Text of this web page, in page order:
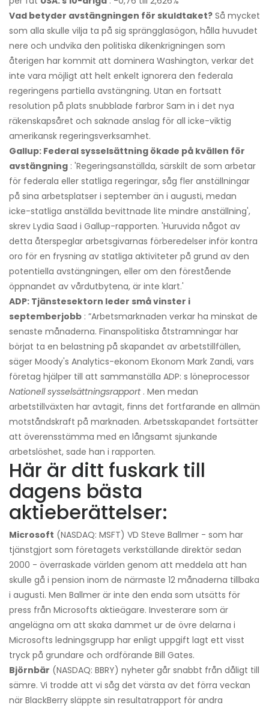
Vad betyder avstängningen för skuldtaket? Så mycket
som alla skulle vilja ta på sig sprängglasögon, hålla huvudet
nere och undvika den politiska dikenkrigningen som
återigen har kommit att dominera Washington, verkar det
inte vara möjligt att helt enkelt ignorera den federala
regeringens partiella avstängning. Utan en fortsatt
resolution på plats snubblade farbror Sam in i det nya
räkenskapsåret och saknade anslag för all icke-viktig
amerikansk regeringsverksamhet.
Gallup: Federal sysselsättning ökade på kvällen för
avstängning : 'Regeringsanställda, särskilt de som arbetar
för federala eller statliga regeringar, såg fler anställningar
på sina arbetsplatser i september än i augusti, medan
icke-statliga anställda bevittnade lite mindre anställning',
skrev Lydia Saad i Gallup-rapporten. 'Huruvida något av
detta återspeglar arbetsgivarnas förberedelser inför kontra
oro för en frysning av statliga aktiviteter på grund av den
potentiella avstängningen, eller om den förestående
öppnandet av vårdutbytena, är inte klart.'
ADP: Tjänstesektorn leder små vinster i
septemberjobb : ”Arbetsmarknaden verkar ha minskat de
senaste månaderna. Finanspolitiska åtstramningar har
börjat ta en belastning på skapandet av arbetstillfällen,
säger Moody's Analytics-ekonom Ekonom Mark Zandi, vars
företag hjälper till att sammanställa ADP: s löneprocessor
Nationell sysselsättningsrapport. Men medan
arbetstillväxten har avtagit, finns det fortfarande en allmän
motståndskraft på marknaden. Arbetsskapandet fortsätter
att överensstämma med en långsamt sjunkande
arbetslöshet, sade han i rapporten.
Här är ditt fuskark till
dagens bästa
aktieberättelser:
Microsoft (NASDAQ: MSFT) VD Steve Ballmer - som har
tjänstgjort som företagets verkställande direktör sedan
2000 - överraskade världen genom att meddela att han
skulle gå i pension inom de närmaste 12 månaderna tillbaka
i augusti. Men Ballmer är inte den enda som utsätts för
press från Microsofts aktieägare. Investerare som är
angelägna om att skaka dammet ur de övre delarna i
Microsofts ledningsgrupp har enligt uppgift lagt ett visst
tryck på grundare och ordförande Bill Gates.
Björnbär (NASDAQ: BBRY) nyheter går snabbt från dåligt till
sämre. Vi trodde att vi såg det värsta av det förra veckan
när BlackBerry släppte sin resultatrapport för andra